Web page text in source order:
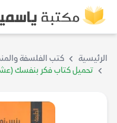
الرئيسية
كتب الفلسفة
تحميل كتاب فكر بنفسك